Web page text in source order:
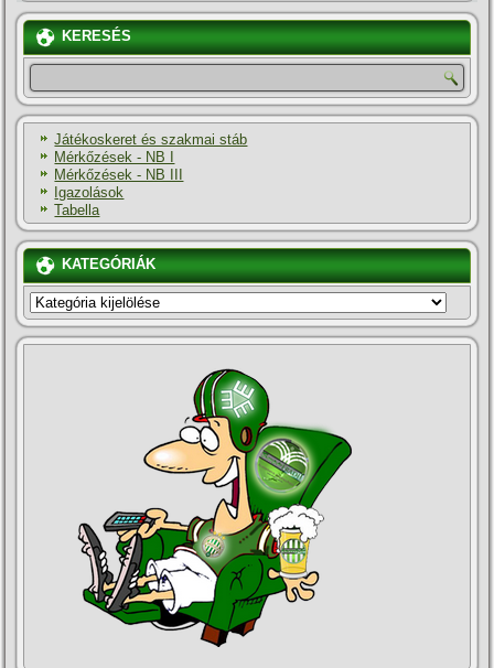
KERESÉS
Játékoskeret és szakmai stáb
Mérkőzések - NB I
Mérkőzések - NB III
Igazolások
Tabella
KATEGÓRIÁK
KATEGÓRIÁK